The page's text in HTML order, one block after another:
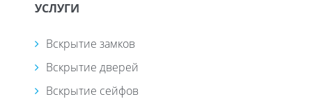
УСЛУГИ
Вскрытие замков
Вскрытие дверей
Вскрытие сейфов